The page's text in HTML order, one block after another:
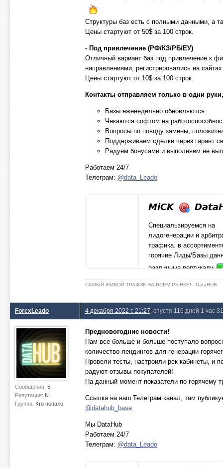
Структуры баз есть с полными данными, а
Цены стартуют от 50$ за 100 строк.
- Под привлечение (РФ/КЗ/РБ/ЕУ)
Отличный вариант баз под привлечение к
направлениями, регистрировались на
Цены стартуют от 10$ за 100 строк.
Контакты отправляем только в одни
Базы еженедельно обновляются.
Чекаются софтом на
Вопросы по поводу замены,
Поддерживаем сделки через гарант
Радуем бонусами и выполняем не
Работаем 24/7
Телеграм: @data_Leado
𝙈𝙞𝘾𝙆
Специальзируемся на
лидогенерации и
трафика. в
горячие Лиды/Базы
различные вертикали
t.me
САМЫЙ ЖИВОЙ ТРАФИК НА ВСЕМ РЫНКЕ! - DataHUB
ForexLeado
Сообщения: 5
Репутация: N
Группа: Кто попало
4 декабря 2022 г. 21:27 , спустя 116 дней 1 час
Предновогодние новости!
Нам все больше и больше поступало
количество лендингов для генерации
Провели тесты, настроили рек кабинеты, и
радуют отзывы покупателей!
На данный момент показатели по
Ссылка на наш Телеграм канал, там
@datahub_base
Мы DataHub
Работаем 24/7
Телеграм: @data_Leado